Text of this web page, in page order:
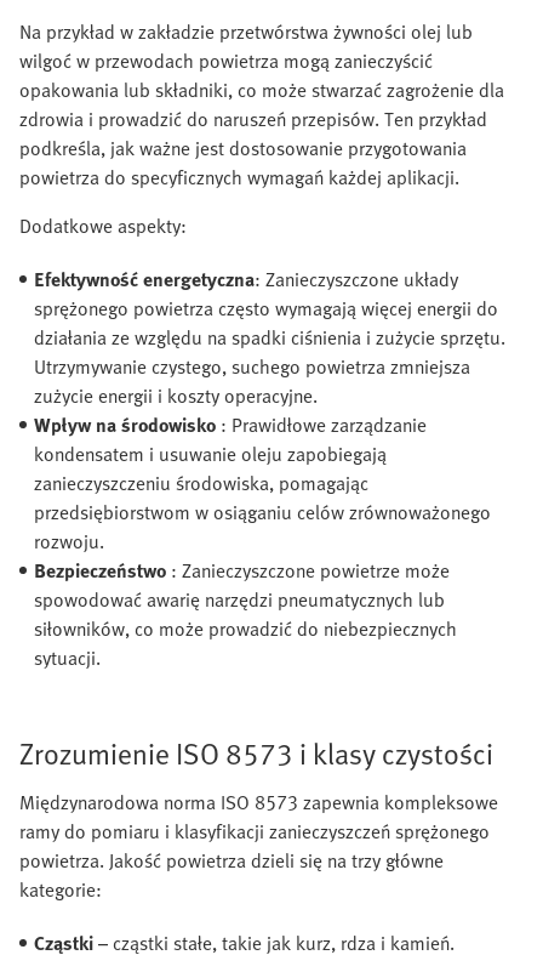
Na przykład w zakładzie przetwórstwa żywności olej lub
wilgoć w przewodach powietrza mogą zanieczyścić
opakowania lub składniki, co może stwarzać zagrożenie dla
zdrowia i prowadzić do naruszeń przepisów. Ten przykład
podkreśla, jak ważne jest dostosowanie przygotowania
powietrza do specyficznych wymagań każdej aplikacji.
Dodatkowe aspekty:
Efektywność energetyczna: Zanieczyszczone układy
sprężonego powietrza często wymagają więcej energii do
działania ze względu na spadki ciśnienia i zużycie sprzętu.
Utrzymywanie czystego, suchego powietrza zmniejsza
zużycie energii i koszty operacyjne.
Wpływ na środowisko : Prawidłowe zarządzanie
kondensatem i usuwanie oleju zapobiegają
zanieczyszczeniu środowiska, pomagając
przedsiębiorstwom w osiąganiu celów zrównoważonego
rozwoju.
Bezpieczeństwo : Zanieczyszczone powietrze może
spowodować awarię narzędzi pneumatycznych lub
siłowników, co może prowadzić do niebezpiecznych
sytuacji.
Zrozumienie ISO 8573 i klasy czystości
Międzynarodowa norma ISO 8573 zapewnia kompleksowe
ramy do pomiaru i klasyfikacji zanieczyszczeń sprężonego
powietrza. Jakość powietrza dzieli się na trzy główne
kategorie:
Cząstki– cząstki stałe, takie jak kurz, rdza i kamień.